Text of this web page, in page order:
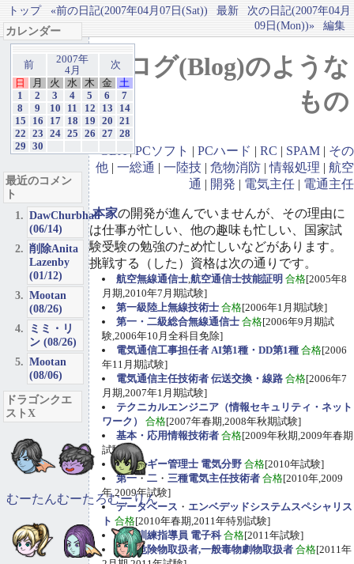
トップ «前の日記(2007年04月07日(Sat)) 最新
次の日記(2007年04月
09日(Mon))»
編集
ブログ(Blog)のような
もの
GBA|PCソフト | PCハード | RC | SPAM | その
他 | 一総通 | 一陸技 | 危物消防 |情報処理 | 航空
通 | 開発 | 電気主任 | 電通主任
本家の開発が進んでいませんが、その理由に
は仕事が忙しい、他の趣味も忙しい、国家試
験受験の勉強のため忙しいなどがあります。
挑戦する（した）資格は次の通りです。
航空無線通信士,航空通信士技能証明 合格[2005年8
月期,2010年7月期試験]
第一級陸上無線技術士 合格[2006年1月期試験]
第一・二級総合無線通信士 合格[2006年9月期試
験,2006年10月全科目免除]
電気通信工事担任者 AI第1種・DD第1種 合格[2006
年11月期試験]
電気通信主任技術者 伝送交換・線路 合格[2006年7
月期,2007年1月期試験]
テクニカルエンジニア（情報セキュリティ・ネット
ワーク）
合格[2007年春期,2008年秋期試験]
基本・応用情報技術者 合格[2009年秋期,2009年春期
試験]
エネルギー管理士 電気分野 合格[2010年試験]
第一・二 ・ 三種電気主任技術者 合格[2010年,2009
年,2009年試験]
データベース ・ エンベデッドシステムスペシャリス
ト 合格[2010年春期,2011年特別試験]
職業訓練指導員 電子科 合格[2011年試験]
甲種危険物取扱者,一般毒物劇物取扱者 合格[2011年
カレンダー
前
2007年
4月
次
日
月 火 水 木 金
土
1
2 3 4 5 6
7
8
9 10 11 12 13
14
15
16 17 18 19 20
21
22
23 24 25 26 27 28
29
30
最近のコメン
ト
DawChurbhab
(06/14)
削除Anita
Lazenby
(01/12)
Mootan
(08/26)
ミミ・リ
ン (08/26)
Mootan
(08/06)
ドラゴンクエ
ストX
むーたんむーたろむーりん